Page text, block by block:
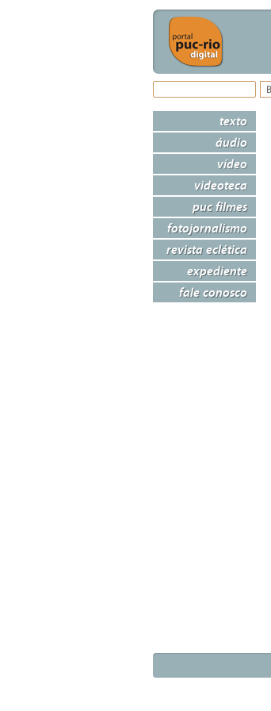
texto
áudio
vídeo
videoteca
puc filmes
fotojornalismo
revista eclética
expediente
fale conosco